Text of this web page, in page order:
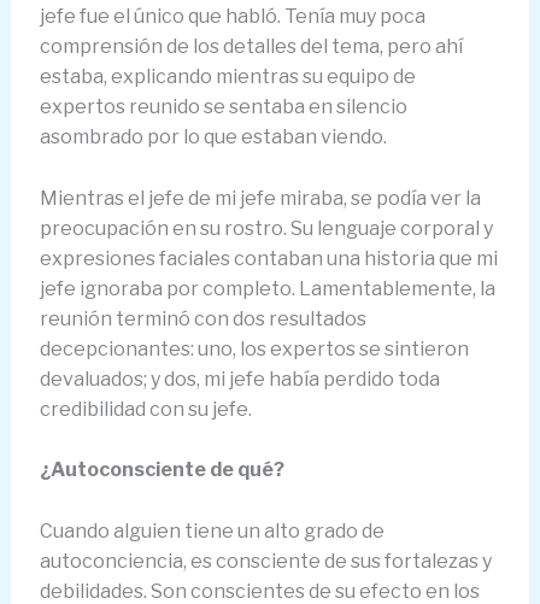
jefe fue el único que habló. Tenía muy poca
comprensión de los detalles del tema, pero ahí
estaba, explicando mientras su equipo de
expertos reunido se sentaba en silencio
asombrado por lo que estaban viendo.
Mientras el jefe de mi jefe miraba, se podía ver la
preocupación en su rostro. Su lenguaje corporal y
expresiones faciales contaban una historia que mi
jefe ignoraba por completo. Lamentablemente, la
reunión terminó con dos resultados
decepcionantes: uno, los expertos se sintieron
devaluados; y dos, mi jefe había perdido toda
credibilidad con su jefe.
¿Autoconsciente de qué?
Cuando alguien tiene un alto grado de
autoconciencia, es consciente de sus fortalezas y
debilidades. Son conscientes de su efecto en los